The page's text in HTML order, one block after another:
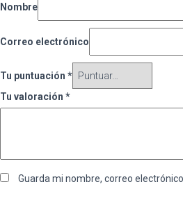
Nombre
Correo electrónico
Tu puntuación *
Tu valoración *
Guarda mi nombre, correo